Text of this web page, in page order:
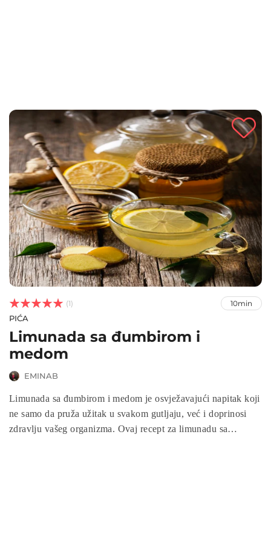


 (1) 10min
PIĆA
Limunada sa đumbirom i
medom
EMINAB
Limunada sa đumbirom i medom je osvježavajući napitak koji
ne samo da pruža užitak u svakom gutljaju, već i doprinosi
zdravlju vašeg organizma. Ovaj recept za limunadu sa